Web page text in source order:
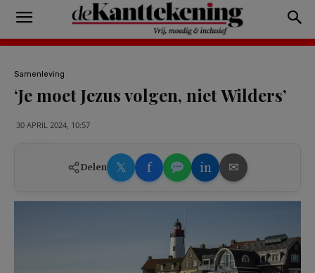
Samenleving
‘Je moet Jezus volgen, niet Wilders’
30 APRIL 2024, 10:57
Delen 𝕏 f in ✉